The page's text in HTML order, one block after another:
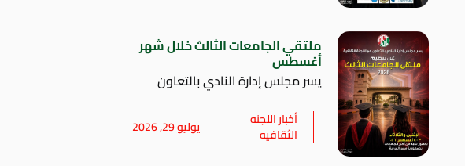
ملتقي الجامعات الثالث خلال شهر
أغسطس
يسر مجلس إدارة النادي بالتعاون
أخبار اللجنه
الثقافيه يوليو 29, 2026